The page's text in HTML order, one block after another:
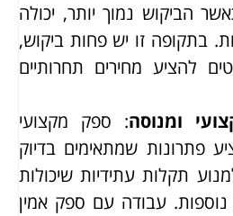
הביקוש נמוך יותר, יכולה
בתקופה זו יש פחות ביקוש,
להציע מחירים תחרותיים
ומנוסה: ספק מקצועי
פתרונות שמתאימים בדיוק
תקלות עתידיות שיכולות
נוספות. עבודה עם ספק אמין